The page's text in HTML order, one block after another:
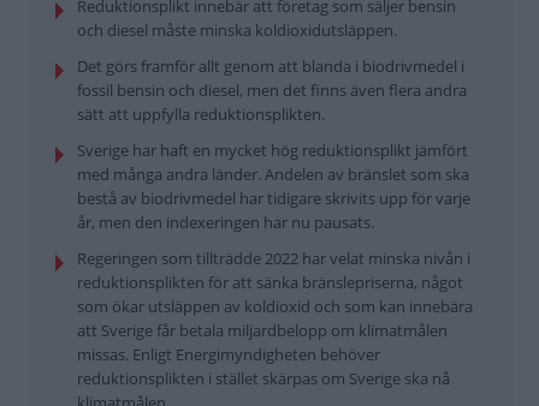
Reduktionsplikt innebär att företag som säljer bensin
och diesel måste minska koldioxidutsläppen.
Det görs framför allt genom att blanda i biodrivmedel i
fossil bensin och diesel, men det finns även flera andra
sätt att uppfylla reduktionsplikten.
Sverige har haft en mycket hög reduktionsplikt jämfört
med många andra länder. Andelen av bränslet som ska
bestå av biodrivmedel har tidigare skrivits upp för varje
år, men den indexeringen har nu pausats.
Regeringen som tillträdde 2022 har velat minska nivån i
reduktionsplikten för att sänka bränslepriserna, något
som ökar utsläppen av koldioxid och som kan innebära
att Sverige får betala miljardbelopp om klimatmålen
missas. Enligt Energimyndigheten behöver
reduktionsplikten i stället skärpas om Sverige ska nå